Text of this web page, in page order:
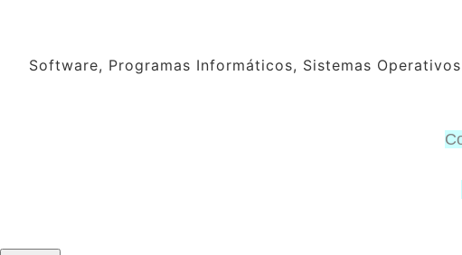
Software, Programas Informáticos, Sistemas